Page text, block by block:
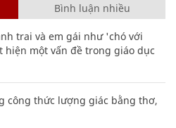
Bình luận nhiều
trai và em gái như 'chó với
một vấn đề trong giáo dục
công thức lượng giác bằng thơ,